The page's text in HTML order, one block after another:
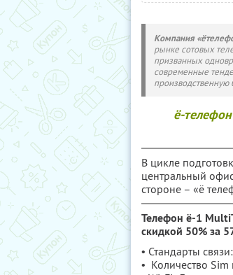
Компания
рынке сотовых
призванных
современные
производственную
ё-телефон
В цикле
центральный
стороне – «ё
Телефон ё-1
скидкой 50% за
• Стандарты
• Количество Sim